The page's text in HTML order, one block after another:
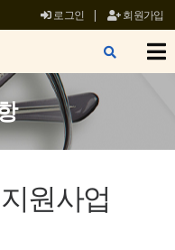
로그인 | 회원가입
원사업